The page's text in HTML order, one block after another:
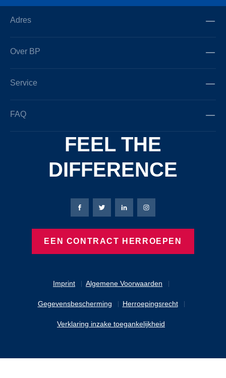
Adres
Over BP
Service
FAQ
FEEL THE
DIFFERENCE
Imprint Algemene Voorwaarden
Gegevensbescherming Herroepingsrecht
Verklaring inzake toegankelijkheid
Bierbaum-Proenen Facebook-pagina
Bierbaum-Proenen X-pagina
Bierbaum-Proenen
Bierbaum-Proenen
EEN CONTRACT HERROEPEN